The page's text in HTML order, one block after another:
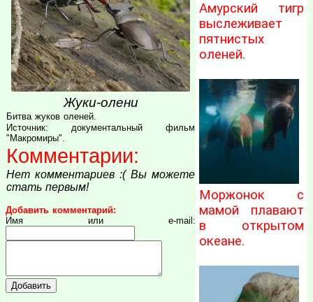
Жуки-олени
Битва жуков оленей.
Источник: документальный фильм
"Макромиры".
Комментарии:
Нет комментариев :( Вы можете
стать первым!
Добавить комментарий:
Имя или e-mail:
Амурский тигр
выслеживает
пятнистых
оленей.
Моржонок с
мамой плавают
в открытом
океане.